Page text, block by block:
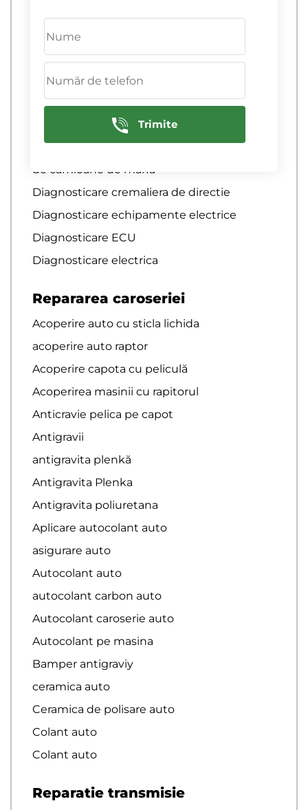
diagnosticare computerizata a motorului
Diagnosticare computerizata a sistemelor
de franare
Diagnosticare computerizata a sistemului
de aprindere
Diagnosticare computerizata auto
diagnosticare computerizata auto
de camioane de marfa
Diagnosticare cremaliera de directie
Diagnosticare echipamente electrice
Diagnosticare ECU
Diagnosticare electrica
Repararea caroseriei
Acoperire auto cu sticla lichida
acoperire auto raptor
Acoperire capota cu peliculă
Acoperirea masinii cu rapitorul
Anticravie pelica pe capot
Antigravii
antigravita plenkă
Antigravita Plenka
Antigravita poliuretana
Aplicare autocolant auto
asigurare auto
Autocolant auto
autocolant carbon auto
Autocolant caroserie auto
Autocolant pe masina
Bamper antigraviy
ceramica auto
Ceramica de polisare auto
Colant auto
Colant auto
Reparatie transmisie
Trimite